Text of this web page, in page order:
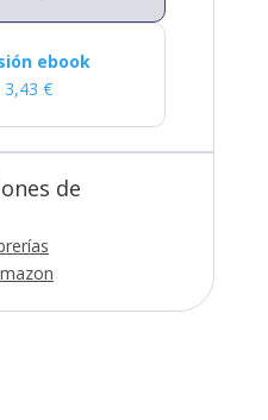
ebook
3,43€
de